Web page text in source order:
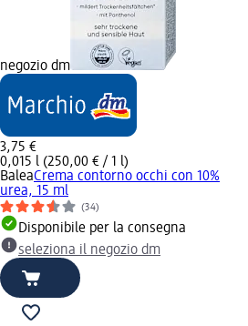
negozio dm
3,75 €
0,015 l (250,00 € / 1 l)
BaleaCrema contorno occhi con 10%
urea, 15 ml
(34)
Disponibile per la consegna
seleziona il negozio dm